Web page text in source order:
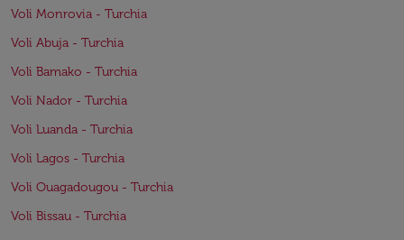
Voli Monrovia - Turchia
Voli Abuja - Turchia
Voli Bamako - Turchia
Voli Nador - Turchia
Voli Luanda - Turchia
Voli Lagos - Turchia
Voli Ouagadougou - Turchia
Voli Bissau - Turchia